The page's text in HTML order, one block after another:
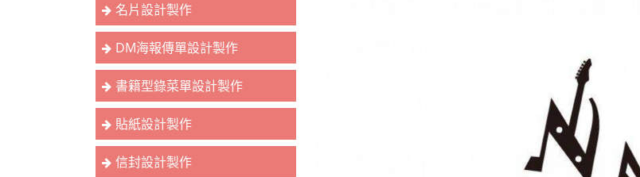
名片設計製作
DM海報傳單設計製作
書籍型錄菜單設計製作
貼紙設計製作
信封設計製作